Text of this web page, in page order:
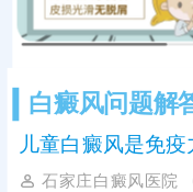
白癜风问题解
儿童白癜风是免
石家庄白癜风医院